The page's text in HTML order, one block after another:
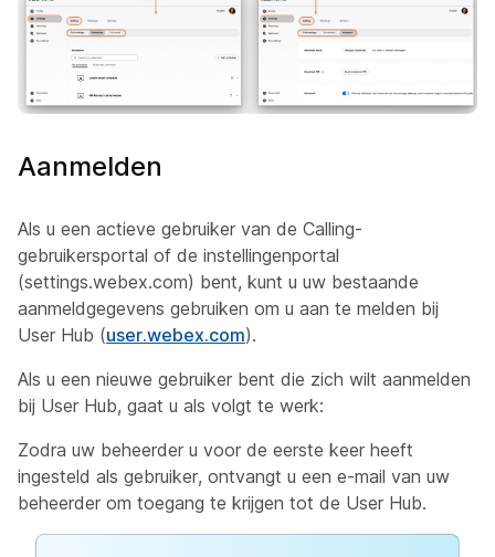
Aanmelden
Als u een actieve gebruiker van de Calling-
gebruikersportal of de instellingenportal
(settings.webex.com) bent, kunt u uw bestaande
aanmeldgegevens gebruiken om u aan te melden bij
User Hub (user.webex.com).
Als u een nieuwe gebruiker bent die zich wilt aanmelden
bij User Hub, gaat u als volgt te werk:
Zodra uw beheerder u voor de eerste keer heeft
ingesteld als gebruiker, ontvangt u een e-mail van uw
beheerder om toegang te krijgen tot de User Hub.